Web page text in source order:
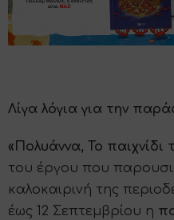
Λίγα λόγια για την
«Πολυάννα, Το παιχνίδι
του έργου που
καλοκαιρινή της
έως 12 Σεπτεμβρίου η